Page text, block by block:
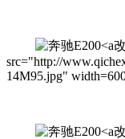
src="http://
14M95.jpg"